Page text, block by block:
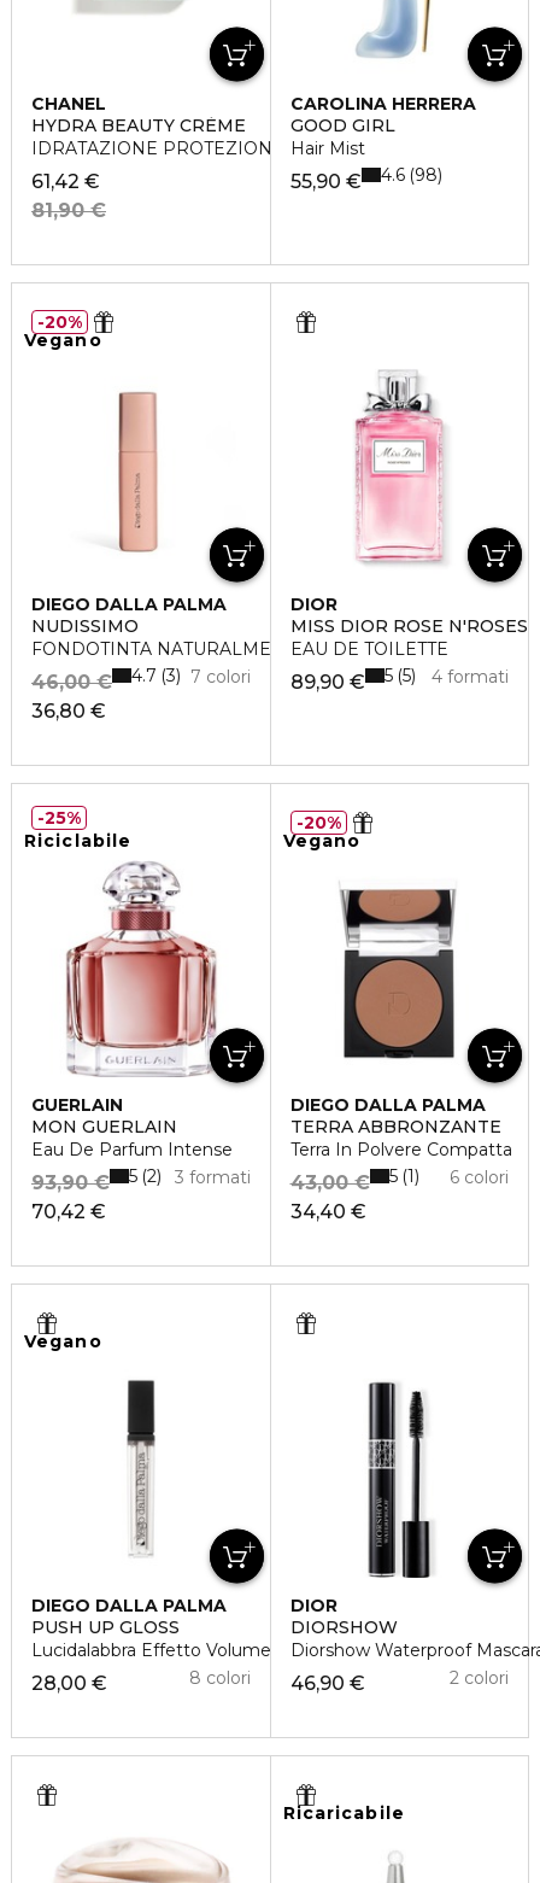
CHANEL
HYDRA BEAUTY CRÈME
IDRATAZIONE PROTEZIONE E LUMINOSITÀ - CREMA
61,42 €
81,90 €
CAROLINA HERRERA
GOOD GIRL
Hair Mist
55,90 € 4.6 98
Vegano
DIEGO DALLA PALMA
NUDISSIMO
FONDOTINTA NATURALMENTE OPACO
36,80 €
46,00 € 7 colori
4.7 3
20%
DIOR
MISS DIOR ROSE N'ROSES
EAU DE TOILETTE
89,90 € 4 formati
5 5
Riciclabile
GUERLAIN
MON GUERLAIN
Eau De Parfum Intense
70,42 €
93,90 € 3 formati
5 2
25%
Vegano
DIEGO DALLA PALMA
TERRA ABBRONZANTE
Terra In Polvere Compatta
34,40 €
43,00 € 6 colori
5 1
20%
Vegano
DIEGO DALLA PALMA
PUSH UP GLOSS
Lucidalabbra Effetto Volume
28,00 € 8 colori
DIOR
DIORSHOW
Diorshow Waterproof
46,90 € 2 colori
Ricaricabile